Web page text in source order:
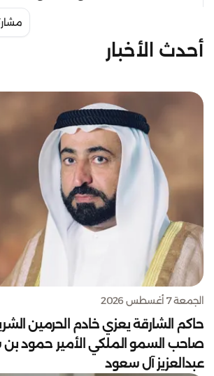
أحدث الأخبار
الجمعة 7 أغسطس 2026
حاكم الشارقة يعزي خادم الحرمين
صاحب السمو الملكي الأمير حمود
عبدالعزيز آل سعود